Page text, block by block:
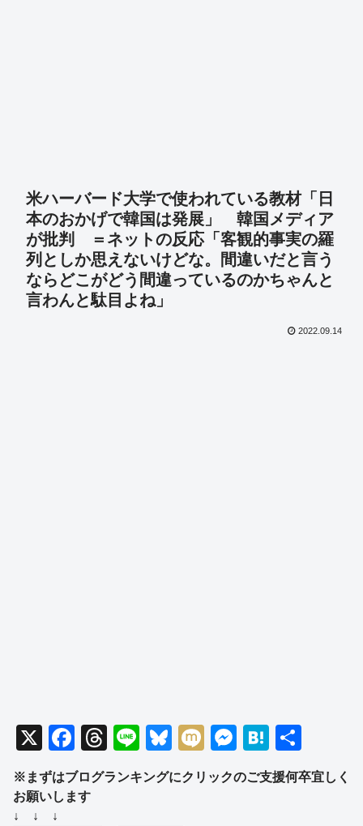
米ハーバード大学で使われている教材「日
本のおかげで韓国は発展」 韓国メディア
が批判 ＝ネットの反応「客観的事実の羅
列としか思えないけどな。間違いだと言う
ならどこがどう間違っているのかちゃんと
言わんと駄目よね」
2022.09.14
X
F
a
c
T
hr
e
Li
n
e
Bl
e
M
ixi
M
ss
H
at
e
有
※まずはブログランキングにクリックのご支援何卒宜しく
お願いします
↓ ↓ ↓